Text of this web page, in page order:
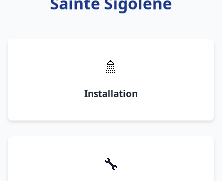
🚿
Installation
🔧